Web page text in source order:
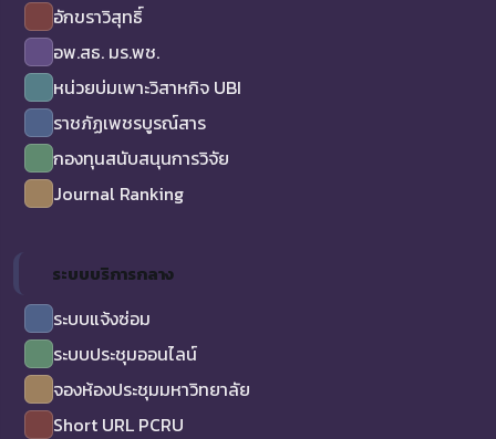
อักขราวิสุทธิ์
อพ.สธ. มร.พช.
หน่วยบ่มเพาะวิสาหกิจ UBI
ราชภัฏเพชรบูรณ์สาร
กองทุนสนับสนุนการวิจัย
Journal Ranking
ระบบบริการกลาง
ระบบแจ้งซ่อม
ระบบประชุมออนไลน์
จองห้องประชุมมหาวิทยาลัย
Short URL PCRU